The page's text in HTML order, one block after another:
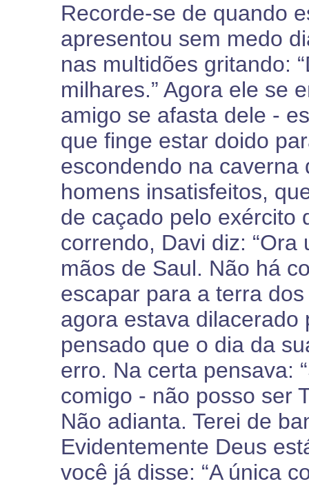
Recorde-se de quando
apresentou sem medo
nas multidões gritando:
milhares.” Agora ele se
amigo se afasta dele -
que finge estar doido
escondendo na caverna
homens insatisfeitos,
de caçado pelo exército
correndo, Davi diz:
mãos de Saul. Não há
escapar para a terra
agora estava
pensado que o dia da
erro. Na certa pensava:
comigo - não posso ser
Não adianta. Terei de
Evidentemente Deus
você já disse: “A única